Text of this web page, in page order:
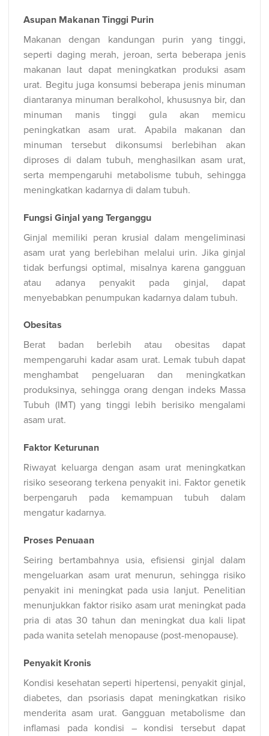
Asupan Makanan Tinggi Purin
Makanan dengan kandungan purin yang tinggi,
seperti daging merah, jeroan, serta beberapa jenis
makanan laut dapat meningkatkan produksi asam
urat. Begitu juga konsumsi beberapa jenis minuman
diantaranya minuman beralkohol, khususnya bir, dan
minuman manis tinggi gula akan memicu
peningkatkan asam urat. Apabila makanan dan
minuman tersebut dikonsumsi berlebihan akan
diproses di dalam tubuh, menghasilkan asam urat,
serta mempengaruhi metabolisme tubuh, sehingga
meningkatkan kadarnya di dalam tubuh.
Fungsi Ginjal yang Terganggu
Ginjal memiliki peran krusial dalam mengeliminasi
asam urat yang berlebihan melalui urin. Jika ginjal
tidak berfungsi optimal, misalnya karena gangguan
atau adanya penyakit pada ginjal, dapat
menyebabkan penumpukan kadarnya dalam tubuh.
Obesitas
Berat badan berlebih atau obesitas dapat
mempengaruhi kadar asam urat. Lemak tubuh dapat
menghambat pengeluaran dan meningkatkan
produksinya, sehingga orang dengan indeks Massa
Tubuh (IMT) yang tinggi lebih berisiko mengalami
asam urat.
Faktor Keturunan
Riwayat keluarga dengan asam urat meningkatkan
risiko seseorang terkena penyakit ini. Faktor genetik
berpengaruh pada kemampuan tubuh dalam
mengatur kadarnya.
Proses Penuaan
Seiring bertambahnya usia, efisiensi ginjal dalam
mengeluarkan asam urat menurun, sehingga risiko
penyakit ini meningkat pada usia lanjut. Penelitian
menunjukkan faktor risiko asam urat meningkat pada
pria di atas 30 tahun dan meningkat dua kali lipat
pada wanita setelah menopause (post-menopause).
Penyakit Kronis
Kondisi kesehatan seperti hipertensi, penyakit ginjal,
diabetes, dan psoriasis dapat meningkatkan risiko
menderita asam urat. Gangguan metabolisme dan
inflamasi pada kondisi – kondisi tersebut dapat